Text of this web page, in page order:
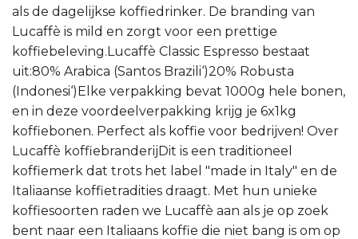
als de dagelijkse koffiedrinker. De branding van
Lucaffè is mild en zorgt voor een prettige
koffiebeleving.Lucaffè Classic Espresso bestaat
uit:80% Arabica (Santos Brazili‘)20% Robusta
(Indonesi‘)Elke verpakking bevat 1000g hele bonen,
en in deze voordeelverpakking krijg je 6x1kg
koffiebonen. Perfect als koffie voor bedrijven! Over
Lucaffè koffiebranderijDit is een traditioneel
koffiemerk dat trots het label "made in Italy" en de
Italiaanse koffietradities draagt. Met hun unieke
koffiesoorten raden we Lucaffè aan als je op zoek
bent naar een Italiaans koffie die niet bang is om op